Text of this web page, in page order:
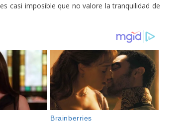
casi imposible que no valore la tranquilidad de